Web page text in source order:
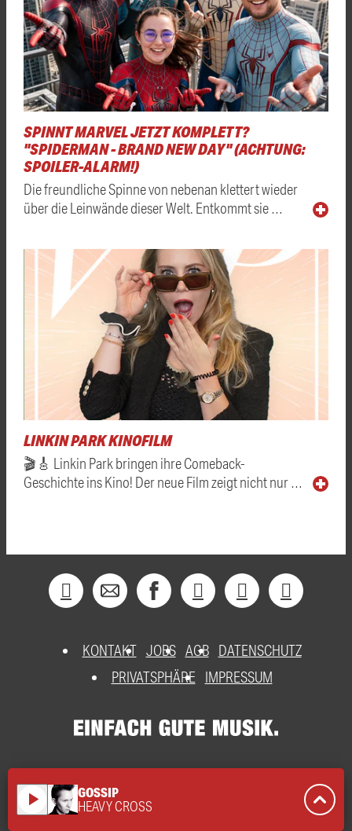
SPINNT MARVEL JETZT KOMPLETT?
"SPIDERMAN - BRAND NEW DAY" (ACHTUNG:
SPOILER-ALARM!)
Die freundliche Spinne von nebenan klettert wieder
über die Leinwände dieser Welt. Entkommt sie …
LINKIN PARK KINOFILM
🎬🎸 Linkin Park bringen ihre Comeback-
Geschichte ins Kino! Der neue Film zeigt nicht nur …
KONTAKT JOBS AGB DATENSCHUTZ
PRIVATSPHÄRE
IMPRESSUM
play_arrow GOSSIP
HEAVY CROSS